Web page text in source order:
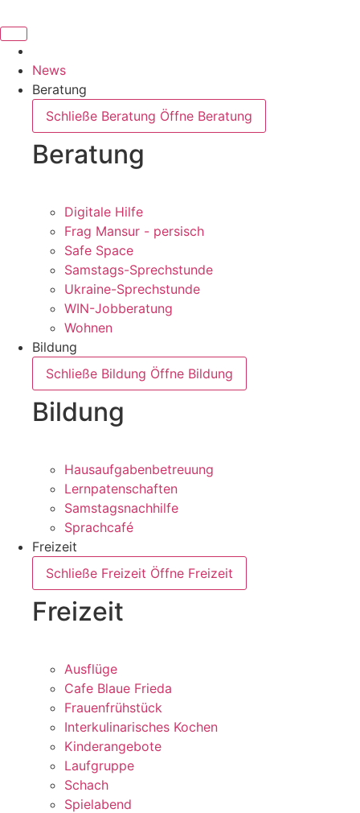
News
Beratung
Schließe Beratung Öffne Beratung
Beratung
Digitale Hilfe
Frag Mansur - persisch
Safe Space
Samstags-Sprechstunde
Ukraine-Sprechstunde
WIN-Jobberatung
Wohnen
Bildung
Schließe Bildung Öffne Bildung
Bildung
Hausaufgabenbetreuung
Lernpatenschaften
Samstagsnachhilfe
Sprachcafé
Freizeit
Schließe Freizeit Öffne Freizeit
Freizeit
Ausflüge
Cafe Blaue Frieda
Frauenfrühstück
Interkulinarisches Kochen
Kinderangebote
Laufgruppe
Schach
Spielabend